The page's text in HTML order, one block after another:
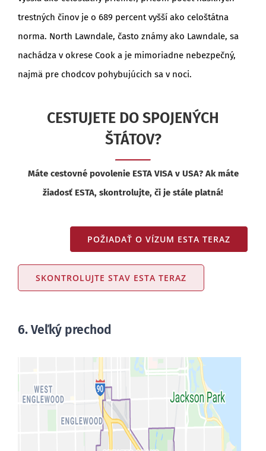
trestných činov je o 689 percent vyšší ako celoštátna
norma. North Lawndale, často známy ako Lawndale, sa
nachádza v okrese Cook a je mimoriadne nebezpečný,
najmä pre chodcov pohybujúcich sa v noci.
CESTUJETE DO SPOJENÝCH
ŠTÁTOV?
Máte cestovné povolenie ESTA VISA v USA? Ak máte
žiadosť ESTA, skontrolujte, či je stále platná!
POŽIADAŤ O VÍZUM ESTA TERAZ
SKONTROLUJTE STAV ESTA TERAZ
6. Veľký prechod